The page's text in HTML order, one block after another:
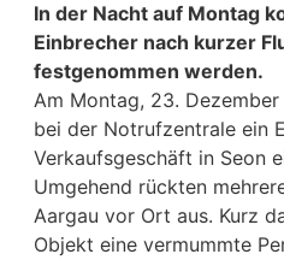
In der Nacht auf Montag
Einbrecher nach kurzer
festgenommen werden.
Am Montag, 23.
bei der Notrufzentrale ein
Verkaufsgeschäft in Seon
Umgehend rückten
Aargau vor Ort aus. Kurz
Objekt eine vermummte